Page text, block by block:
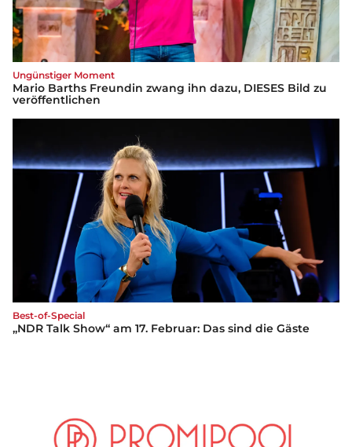
Ungünstiger Moment
Mario Barths Freundin zwang ihn dazu, DIESES Bild zu
veröffentlichen
Best-of-Special
„NDR Talk Show“ am 17. Februar: Das sind die Gäste